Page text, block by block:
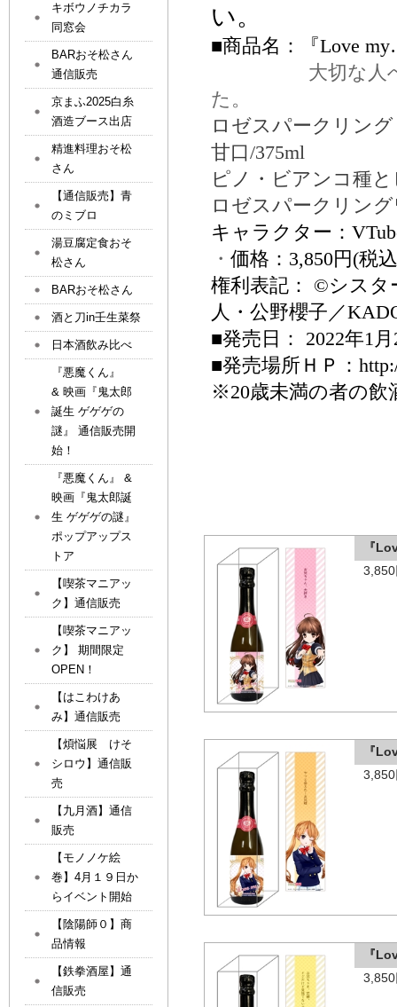
い。
■商品名： 『Love
大切な人への思
た。
ロゼスパークリング
甘口/375ml
ピノ・ビアンコ種
ロゼスパークリン
キャラクター：
・価格： 3,850円 (税
権利表記：
©シスタ
人・公野櫻子／
■発売日： 2022年1
■発売場所ＨＰ：
※20歳未満の者の
『
『
『
キボウノチカラ
同窓会
BARおそ松さん
通信販売
京まふ2025白糸
酒造ブース出店
精進料理おそ松
さん
【通信販売】青
のミブロ
湯豆腐定食おそ
松さん
BARおそ松さん
酒と刀in壬生菜祭
日本酒飲み比べ
『悪魔くん』
& 映画『鬼太郎
誕生 ゲゲゲの
謎』 通信販売開
始！
『悪魔くん』 &
映画『鬼太郎誕
生 ゲゲゲの謎』
ポップアップス
トア
【喫茶マニアッ
ク】通信販売
【喫茶マニアッ
ク】 期間限定
OPEN！
【はこわけあ
み】通信販売
【煩悩展 けそ
シロウ】通信販
売
【九月酒】通信
販売
【モノノケ絵
巻】4月１９日か
らイベント開始
【陰陽師０】商
品情報
【鉄拳酒屋】通
信販売